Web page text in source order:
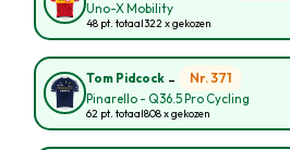
Uno-X Mobility
48 pt. totaal322 x gekozen
Tom Pidcock - Nr. 371
Pinarello - Q36.5 Pro Cycling
62 pt. totaal808 x gekozen